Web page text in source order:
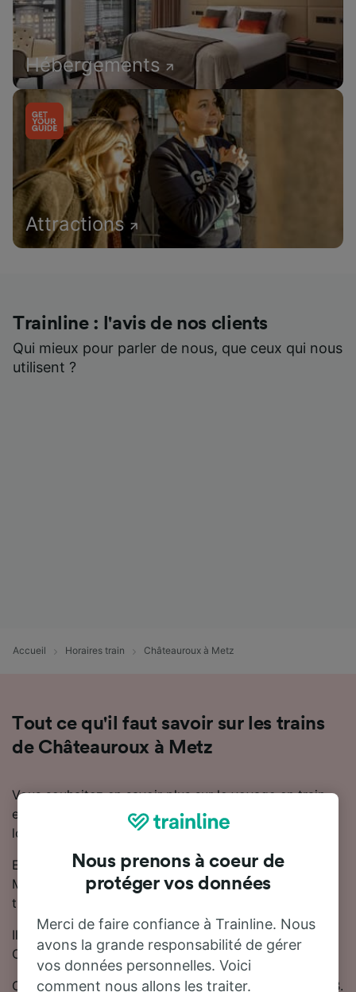
Hébergements
Attractions
Trainline : l'avis de nos clients
Qui mieux pour parler de nous, que ceux qui nous
utilisent ?
Accueil Horaires train Châteauroux à Metz
Tout ce qu'il faut savoir sur les trains
de Châteauroux à Metz
Vous souhaitez en savoir plus sur le voyage en train
entre Châteauroux et Metz ? Ne cherchez pas plus
loin.
En moyenne, le trajet en train entre Châteauroux et
Metz dure 6 heures 9 minutes. Chaque jour, environ 8
trains trains circulent sur cette ligne.
Il y aura 1 correspondance lors de votre trajet entre
Châteauroux et Metz, car il n'y a pas de train direct.
Cette ligne est desservie par TGV, OUIGO, SNCF et DB.
Nous prenons à coeur de
protéger vos données
Merci de faire confiance à Trainline. Nous
avons la grande responsabilité de gérer
vos données personnelles. Voici
comment nous allons les traiter.